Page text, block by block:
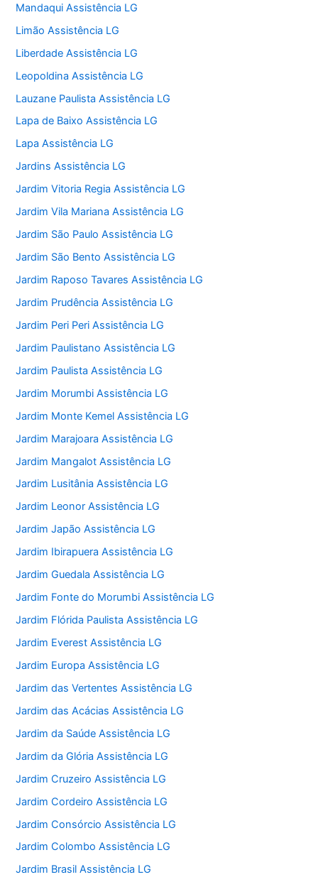
Mandaqui Assistência LG
Limão Assistência LG
Liberdade Assistência LG
Leopoldina Assistência LG
Lauzane Paulista Assistência LG
Lapa de Baixo Assistência LG
Lapa Assistência LG
Jardins Assistência LG
Jardim Vitoria Regia Assistência LG
Jardim Vila Mariana Assistência LG
Jardim São Paulo Assistência LG
Jardim São Bento Assistência LG
Jardim Raposo Tavares Assistência LG
Jardim Prudência Assistência LG
Jardim Peri Peri Assistência LG
Jardim Paulistano Assistência LG
Jardim Paulista Assistência LG
Jardim Morumbi Assistência LG
Jardim Monte Kemel Assistência LG
Jardim Marajoara Assistência LG
Jardim Mangalot Assistência LG
Jardim Lusitânia Assistência LG
Jardim Leonor Assistência LG
Jardim Japão Assistência LG
Jardim Ibirapuera Assistência LG
Jardim Guedala Assistência LG
Jardim Fonte do Morumbi Assistência LG
Jardim Flórida Paulista Assistência LG
Jardim Everest Assistência LG
Jardim Europa Assistência LG
Jardim das Vertentes Assistência LG
Jardim das Acácias Assistência LG
Jardim da Saúde Assistência LG
Jardim da Glória Assistência LG
Jardim Cruzeiro Assistência LG
Jardim Cordeiro Assistência LG
Jardim Consórcio Assistência LG
Jardim Colombo Assistência LG
Jardim Brasil Assistência LG